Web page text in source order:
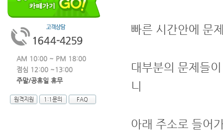
AM 10:00 ~ PM 18:00
점심 12:00 ~13:00
주말/공휴일 휴무
원격지원 1:1문의 FAQ
빠른 시간안에 문
대부분의 문제들
니
아래 주소로 들어